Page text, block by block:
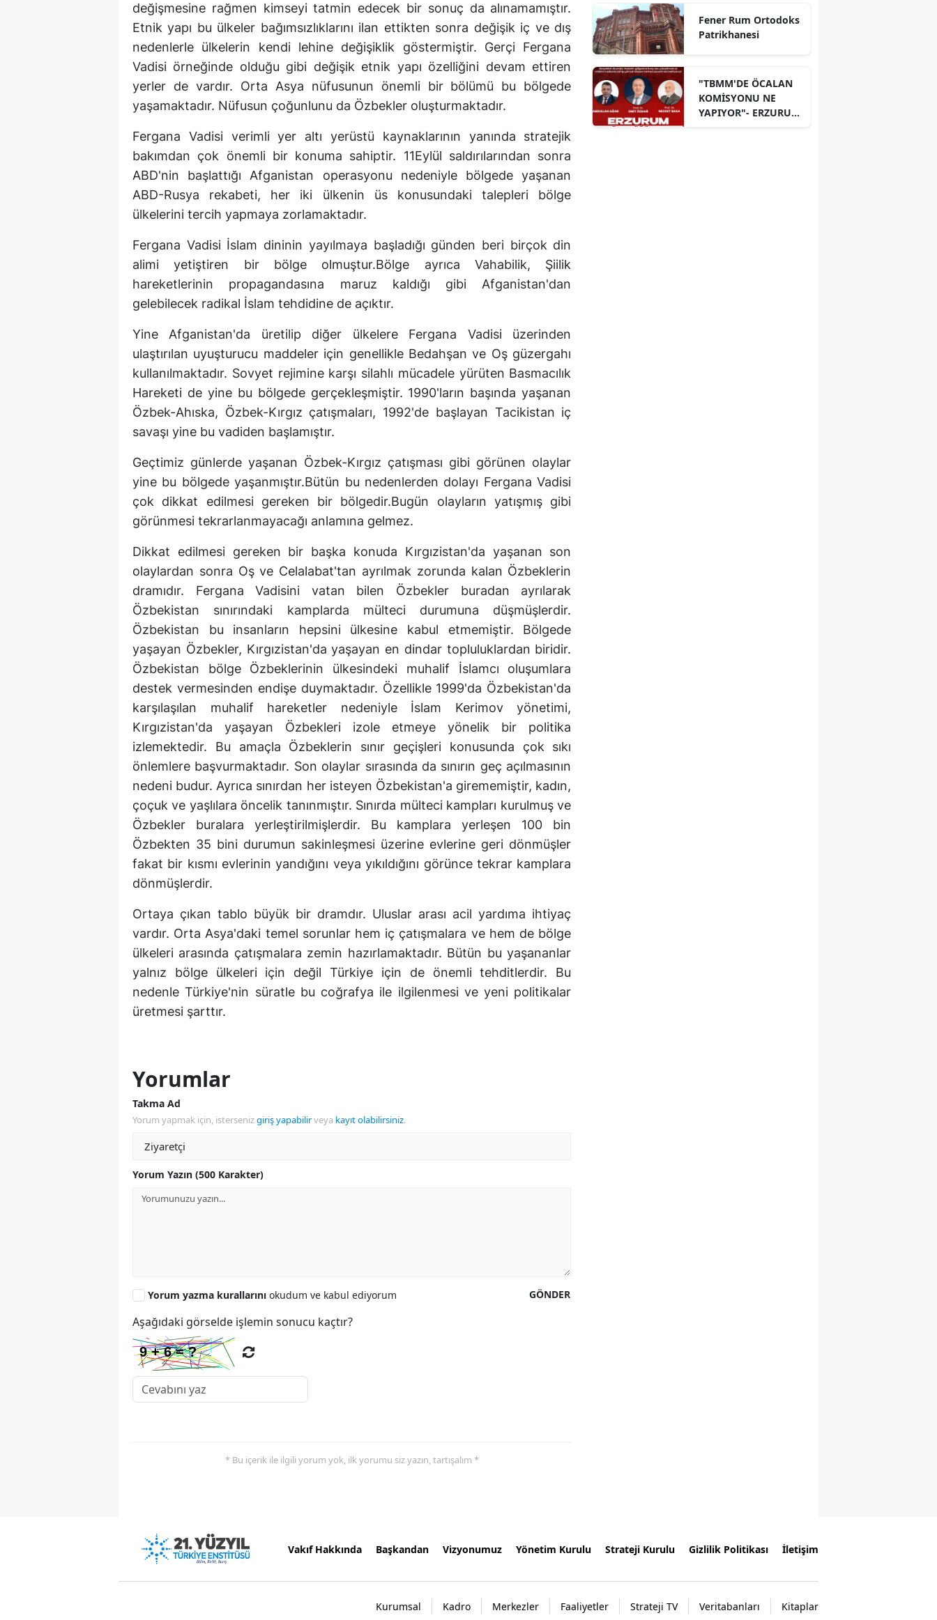
değişmesine rağmen kimseyi tatmin edecek bir sonuç da alınamamıştır.
Etnik yapı bu ülkeler bağımsızlıklarını ilan ettikten sonra değişik iç ve dış
nedenlerle ülkelerin kendi lehine değişiklik göstermiştir. Gerçi Fergana
Vadisi örneğinde olduğu gibi değişik etnik yapı özelliğini devam ettiren
yerler de vardır. Orta Asya nüfusunun önemli bir bölümü bu bölgede
yaşamaktadır. Nüfusun çoğunlunu da Özbekler oluşturmaktadır.
Fergana Vadisi verimli yer altı yerüstü kaynaklarının yanında stratejik
bakımdan çok önemli bir konuma sahiptir. 11Eylül saldırılarından sonra
ABD'nin başlattığı Afganistan operasyonu nedeniyle bölgede yaşanan
ABD-Rusya rekabeti, her iki ülkenin üs konusundaki talepleri bölge
ülkelerini tercih yapmaya zorlamaktadır.
Fergana Vadisi İslam dininin yayılmaya başladığı günden beri birçok din
alimi yetiştiren bir bölge olmuştur.Bölge ayrıca Vahabilik, Şiilik
hareketlerinin propagandasına maruz kaldığı gibi Afganistan'dan
gelebilecek radikal İslam tehdidine de açıktır.
Yine Afganistan'da üretilip diğer ülkelere Fergana Vadisi üzerinden
ulaştırılan uyuşturucu maddeler için genellikle Bedahşan ve Oş güzergahı
kullanılmaktadır. Sovyet rejimine karşı silahlı mücadele yürüten Basmacılık
Hareketi de yine bu bölgede gerçekleşmiştir. 1990'ların başında yaşanan
Özbek-Ahıska, Özbek-Kırgız çatışmaları, 1992'de başlayan Tacikistan iç
savaşı yine bu vadiden başlamıştır.
Geçtimiz günlerde yaşanan Özbek-Kırgız çatışması gibi görünen olaylar
yine bu bölgede yaşanmıştır.Bütün bu nedenlerden dolayı Fergana Vadisi
çok dikkat edilmesi gereken bir bölgedir.Bugün olayların yatışmış gibi
görünmesi tekrarlanmayacağı anlamına gelmez.
Dikkat edilmesi gereken bir başka konuda Kırgızistan'da yaşanan son
olaylardan sonra Oş ve Celalabat'tan ayrılmak zorunda kalan Özbeklerin
dramıdır. Fergana Vadisini vatan bilen Özbekler buradan ayrılarak
Özbekistan sınırındaki kamplarda mülteci durumuna düşmüşlerdir.
Özbekistan bu insanların hepsini ülkesine kabul etmemiştir. Bölgede
yaşayan Özbekler, Kırgızistan'da yaşayan en dindar topluluklardan biridir.
Özbekistan bölge Özbeklerinin ülkesindeki muhalif İslamcı oluşumlara
destek vermesinden endişe duymaktadır. Özellikle 1999'da Özbekistan'da
karşılaşılan muhalif hareketler nedeniyle İslam Kerimov yönetimi,
Kırgızistan'da yaşayan Özbekleri izole etmeye yönelik bir politika
izlemektedir. Bu amaçla Özbeklerin sınır geçişleri konusunda çok sıkı
önlemlere başvurmaktadır. Son olaylar sırasında da sınırın geç açılmasının
nedeni budur. Ayrıca sınırdan her isteyen Özbekistan'a girememiştir, kadın,
çoçuk ve yaşlılara öncelik tanınmıştır. Sınırda mülteci kampları kurulmuş ve
Özbekler buralara yerleştirilmişlerdir. Bu kamplara yerleşen 100 bin
Özbekten 35 bini durumun sakinleşmesi üzerine evlerine geri dönmüşler
fakat bir kısmı evlerinin yandığını veya yıkıldığını görünce tekrar kamplara
dönmüşlerdir.
Ortaya çıkan tablo büyük bir dramdır. Uluslar arası acil yardıma ihtiyaç
vardır. Orta Asya'daki temel sorunlar hem iç çatışmalara ve hem de bölge
ülkeleri arasında çatışmalara zemin hazırlamaktadır. Bütün bu yaşananlar
yalnız bölge ülkeleri için değil Türkiye için de önemli tehditlerdir. Bu
nedenle Türkiye'nin süratle bu coğrafya ile ilgilenmesi ve yeni politikalar
üretmesi şarttır.
Yorumlar
Takma Ad
Yorum yapmak için, istersenizgiriş yapabilirveya kayıt olabilirsiniz.
Yorum Yazın (500 Karakter)
GÖNDER
Yorum yazma kurallarını okudum ve kabul ediyorum
Aşağıdaki görselde işlemin sonucu kaçtır?
* Bu içerik ile ilgili yorum yok, ilk yorumu siz yazın, tartışalım *
Fener Rum Ortodoks
Patrikhanesi
"TBMM'DE ÖCALAN
KOMİSYONU NE
YAPIYOR"- ERZURUM
Vakıf Hakkında Başkandan Vizyonumuz Yönetim Kurulu Strateji Kurulu Gizlilik Politikası İletişim
Kurumsal Kadro Merkezler Faaliyetler Strateji TV Veritabanları Kitaplar